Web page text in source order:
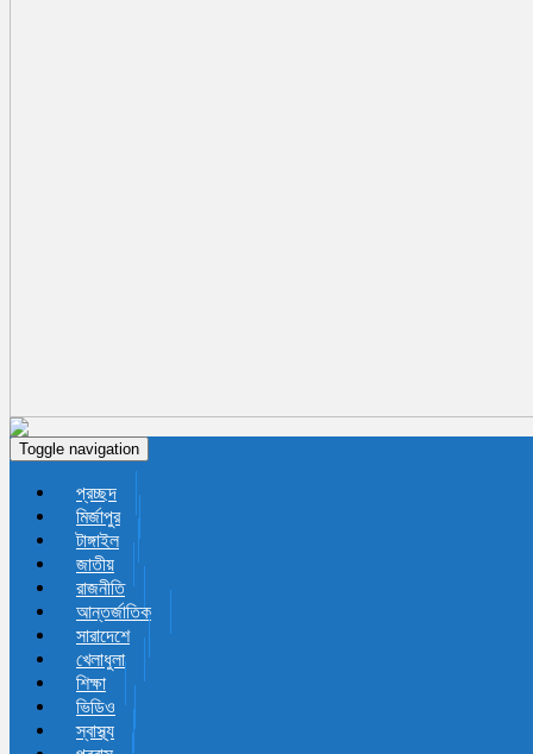
Toggle navigation
প্রচ্ছদ
মির্জাপুর
টাঙ্গাইল
জাতীয়
রাজনীতি
আন্তর্জাতিক
সারাদেশে
খেলাধুলা
শিক্ষা
ভিডিও
স্বাস্থ্য